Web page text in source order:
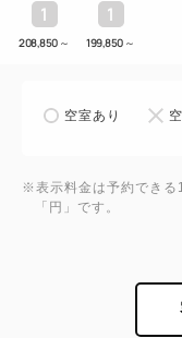
1
208,850 ～
1
199,850 ～
空室あり
※表示料金は予約できる
「円」です。